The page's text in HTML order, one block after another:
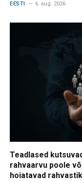
EESTI 6. aug. 2026
Teadlased
rahvaarvu poole
hoiatavad